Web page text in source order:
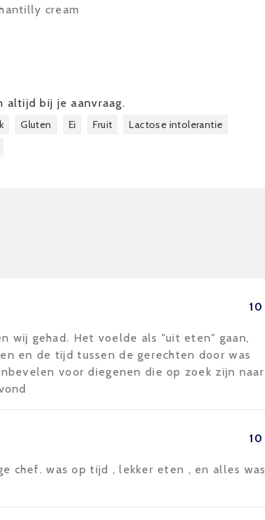
cream
altijd bij je aanvraag.
Gluten Ei Fruit
Lactose intolerantie
10
wij gehad. Het voelde als "uit eten" gaan,
en de tijd tussen de gerechten door was
voor diegenen die op zoek zijn naar
10
chef. was op tijd , lekker eten , en alles was